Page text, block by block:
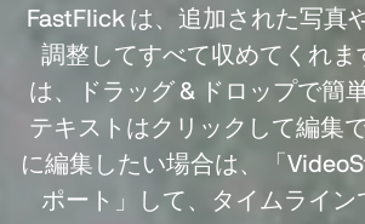
FastFlick は、追加された写真
調整してすべて収めてくれま
は、ドラッグ & ドロップで簡
テキストはクリックして編集
に編集したい場合は、「
ポート」して、タイムライン